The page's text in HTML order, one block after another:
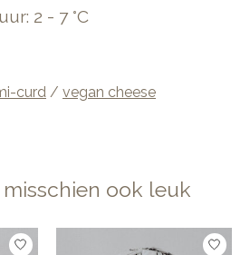
2 - 7 °C
curd / vegan cheese
misschien ook leuk